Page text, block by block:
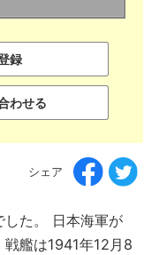
録
わせる
シェア
した。 日本海軍が
艦は1941年12月8